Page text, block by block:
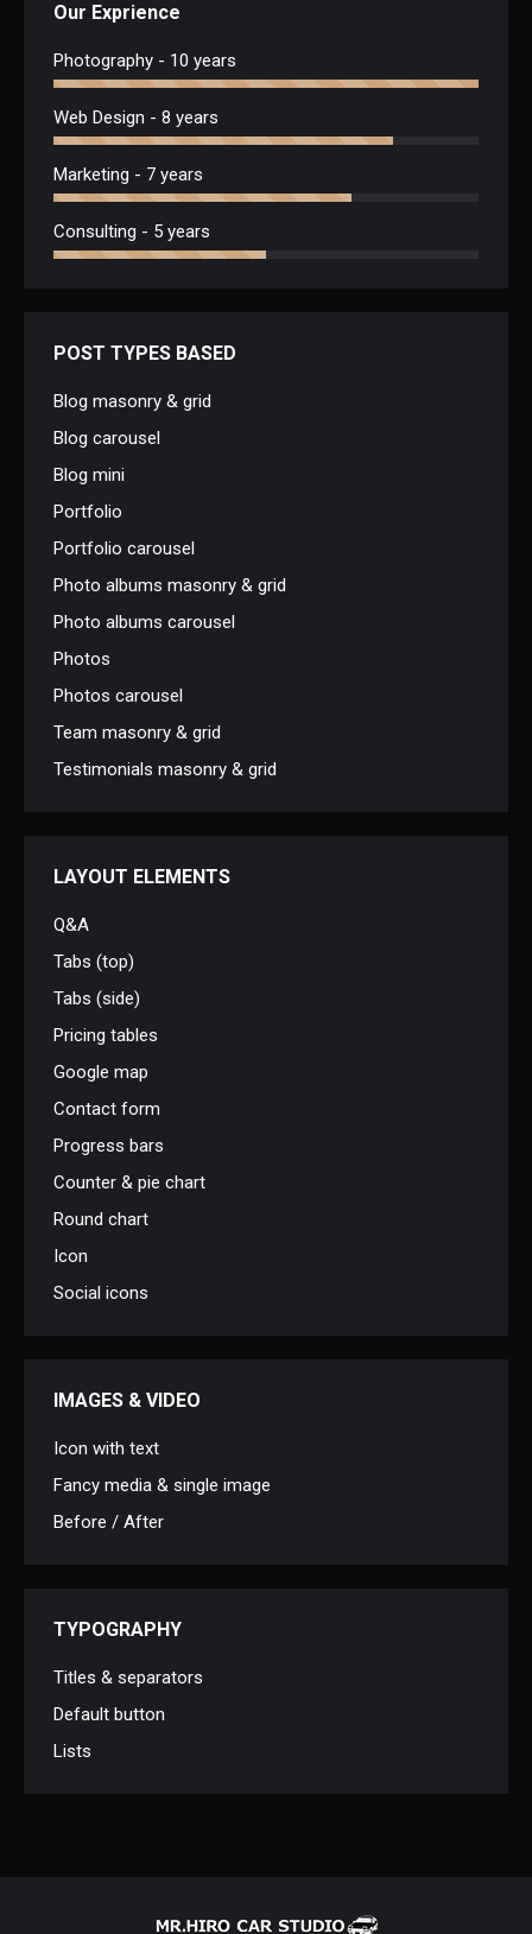
Our Exprience
Photography - 10 years
Web Design - 8 years
Marketing - 7 years
Consulting - 5 years
POST TYPES BASED
Blog masonry & grid
Blog carousel
Blog mini
Portfolio
Portfolio carousel
Photo albums masonry & grid
Photo albums carousel
Photos
Photos carousel
Team masonry & grid
Testimonials masonry & grid
LAYOUT ELEMENTS
Q&A
Tabs (top)
Tabs (side)
Pricing tables
Google map
Contact form
Progress bars
Counter & pie chart
Round chart
Icon
Social icons
IMAGES & VIDEO
Icon with text
Fancy media & single image
Before / After
TYPOGRAPHY
Titles & separators
Default button
Lists